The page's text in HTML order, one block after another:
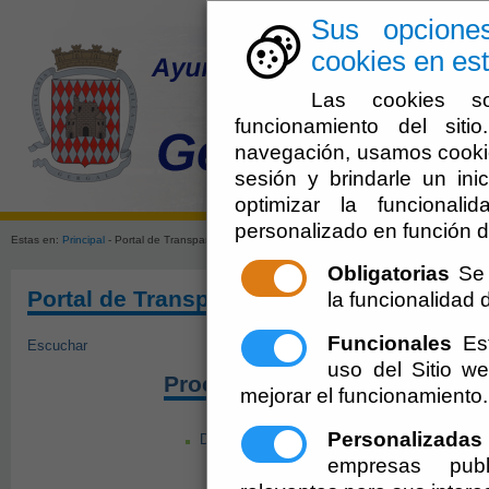
Sus
cookies en
Las cookies
funcionamiento del
navegación, usamos
sesión y brindarle un
optimizar la
personalizado en función
Obligatorias
la funcionalidad
Funcionales
uso del Sitio
mejorar el funcionamiento.
Personalizadas
empresas
El
Estas en: Principal - Portal de Transparencia. Solicitud de Información
Portal de Transparencia. Solicitud de
Escuchar
Proceso de Solicitud de
Documentación sobre proceso de Solicitud